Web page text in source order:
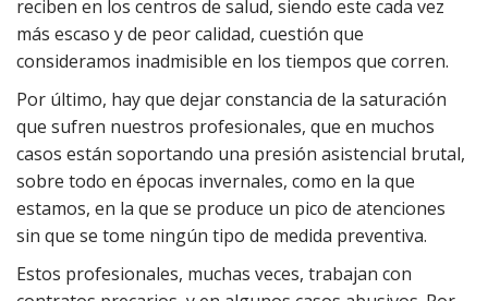
reciben en los centros de salud, siendo este cada vez
más escaso y de peor calidad, cuestión que
consideramos inadmisible en los tiempos que corren.
Por último, hay que dejar constancia de la saturación
que sufren nuestros profesionales, que en muchos
casos están soportando una presión asistencial brutal,
sobre todo en épocas invernales, como en la que
estamos, en la que se produce un pico de atenciones
sin que se tome ningún tipo de medida preventiva.
Estos profesionales, muchas veces, trabajan con